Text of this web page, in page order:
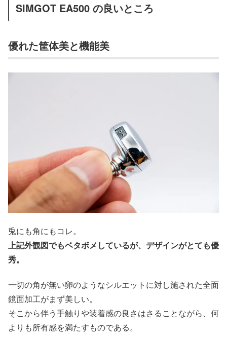
SIMGOT EA500 の良いところ
優れた筐体美と機能美
兎にも角にもコレ。
上記外観図でもベタボメしているが、デザインがとても優
秀。
一切の角が無い卵のようなシルエットに対し施された全面
鏡面加工がまず美しい。
そこから伴う手触りや装着感の良さはさることながら、何
よりも所有感を満たすものである。